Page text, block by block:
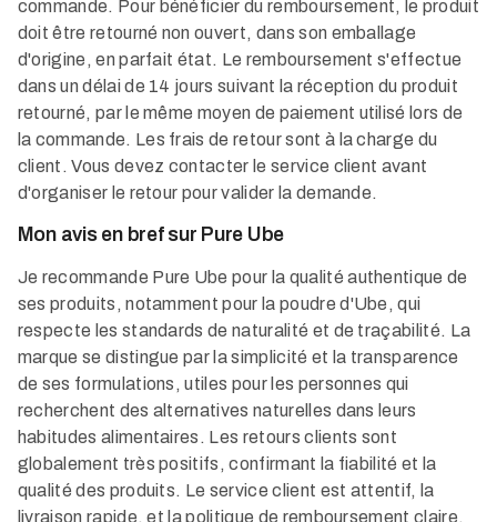
commande. Pour bénéficier du remboursement, le produit
doit être retourné non ouvert, dans son emballage
d'origine, en parfait état. Le remboursement s'effectue
dans un délai de 14 jours suivant la réception du produit
retourné, par le même moyen de paiement utilisé lors de
la commande. Les frais de retour sont à la charge du
client. Vous devez contacter le service client avant
d'organiser le retour pour valider la demande.​
Mon avis en bref sur Pure Ube
Je recommande Pure Ube pour la qualité authentique de
ses produits, notamment pour la poudre d'Ube, qui
respecte les standards de naturalité et de traçabilité. La
marque se distingue par la simplicité et la transparence
de ses formulations, utiles pour les personnes qui
recherchent des alternatives naturelles dans leurs
habitudes alimentaires. Les retours clients sont
globalement très positifs, confirmant la fiabilité et la
qualité des produits. Le service client est attentif, la
livraison rapide, et la politique de remboursement claire.